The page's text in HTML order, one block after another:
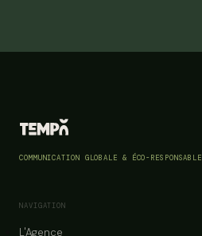
COMMUNICATION GLOBALE & ÉCO-RESPONSABLE
NAVIGATION
L'Agence